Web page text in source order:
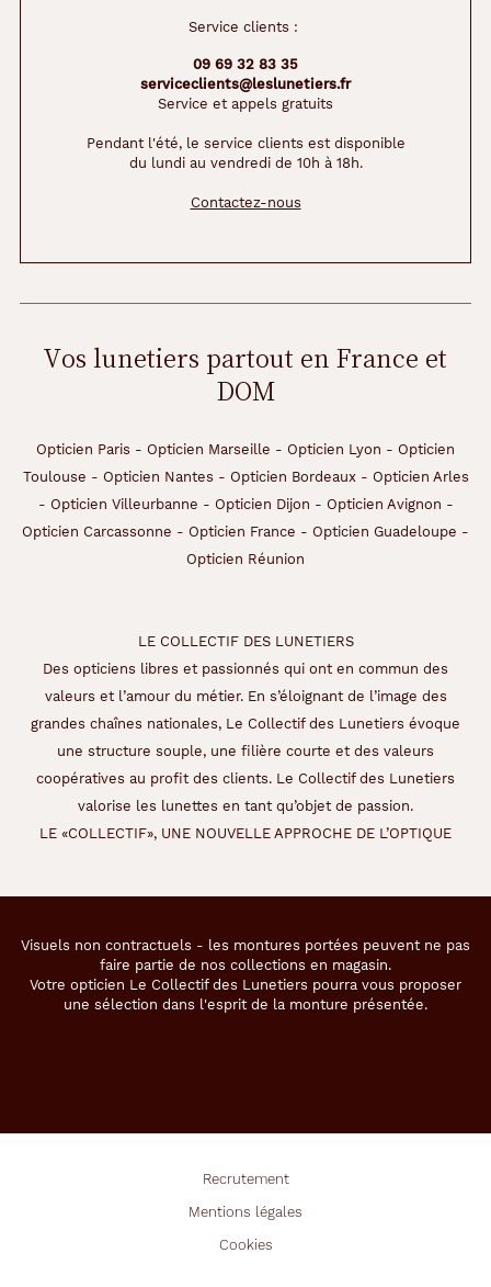
Service clients :
09 69 32 83 35
serviceclients@leslunetiers.fr
Service et appels gratuits
Pendant l'été, le service clients est disponible
du lundi au vendredi de 10h à 18h.
Contactez-nous
Vos lunetiers partout en France et
DOM
Opticien Paris - Opticien Marseille - Opticien Lyon - Opticien
Toulouse - Opticien Nantes - Opticien Bordeaux- Opticien Arles
- Opticien Villeurbanne - Opticien Dijon - Opticien Avignon -
Opticien Carcassonne - Opticien France - Opticien Guadeloupe -
Opticien Réunion
LE COLLECTIF DES LUNETIERS
Des opticiens libres et passionnés qui ont en commun des
valeurs et l’amour du métier. En s’éloignant de l’image des
grandes chaînes nationales, Le Collectif des Lunetiers évoque
une structure souple, une filière courte et des valeurs
coopératives au profit des clients. Le Collectif des Lunetiers
valorise les lunettes en tant qu’objet de passion.
LE «COLLECTIF», UNE NOUVELLE APPROCHE DE L’OPTIQUE
Visuels non contractuels - les montures portées peuvent ne pas
faire partie de nos collections en magasin.
Votre opticien Le Collectif des Lunetiers pourra vous proposer
une sélection dans l'esprit de la monture présentée.
Recrutement
Mentions légales
Cookies